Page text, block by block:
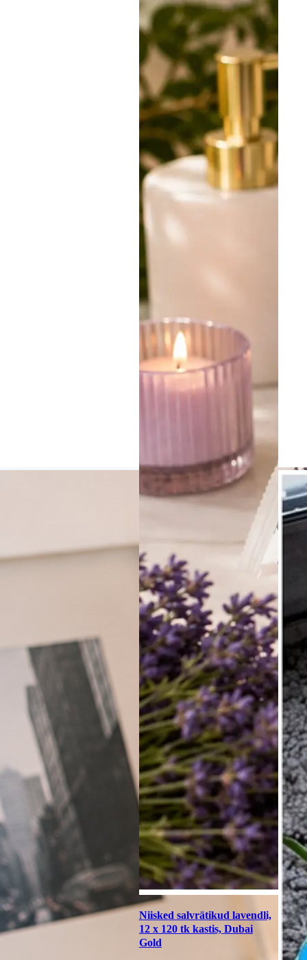
Niisked salvrätikud lavendli,
12 x 120 tk kastis, Dubai
Gold